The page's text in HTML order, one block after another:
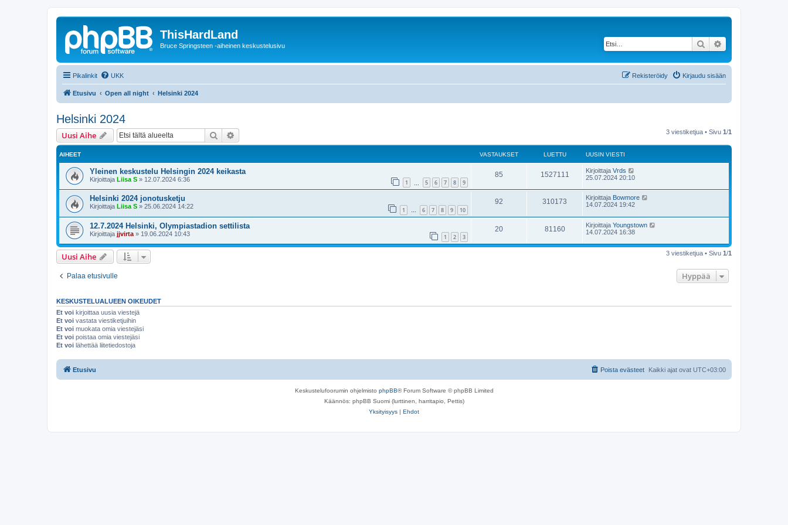
ThisHardLand
Bruce Springsteen -aiheinen keskustelusivu Etsi
Pikalinkit UKK Kirjaudu sisään
Rekisteröidy
Etusivu Open all night Helsinki 2024
Helsinki 2024
Uusi Aihe Etsi 3 viestiketjua • Sivu 1/1
AIHEET VASTAUKSET LUETTU UUSIN VIESTI
Yleinen keskustelu Helsingin 2024 keikasta
Kirjoittaja Liisa S » 12.07.2024 6:36 1 5 6 7 8 9
85 1527111 Kirjoittaja Vrds
25.07.2024 20:10
Helsinki 2024 jonotusketju
Kirjoittaja Liisa S » 25.06.2024 14:22 1 … 6 7 8 9 10
92 310173 Kirjoittaja Bowmore
14.07.2024 19:42
12.7.2024 Helsinki, Olympiastadion settilista
Kirjoittaja jjvirta » 19.06.2024 10:43 1 2 3
20 81160 Kirjoittaja Youngstown
14.07.2024 16:38
Uusi Aihe 3 viestiketjua • Sivu 1/1
Palaa etusivulle Hyppää
KESKUSTELUALUEEN OIKEUDET
Et voi kirjoittaa uusia viestejä
Et voi vastata viestiketjuihin
Et voi muokata omia viestejäsi
Et voi poistaa omia viestejäsi
Et voi lähettää liitetiedostoja
Etusivu Kaikki ajat ovat UTC+03:00
Poista evästeet
Keskustelufoorumin ohjelmisto phpBB® Forum Software © phpBB Limited
Käännös: phpBB Suomi (lurttinen, harritapio, Pettis)
Yksityisyys | Ehdot